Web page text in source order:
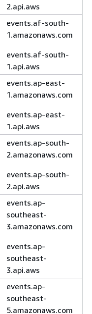
2.api.aws
events.af-south-
1.amazonaws.com
events.af-south-
1.api.aws
events.ap-east-
1.amazonaws.com
events.ap-east-
1.api.aws
events.ap-south-
2.amazonaws.com
events.ap-south-
2.api.aws
events.ap-
southeast-
3.amazonaws.com
events.ap-
southeast-
3.api.aws
events.ap-
southeast-
5.amazonaws.com